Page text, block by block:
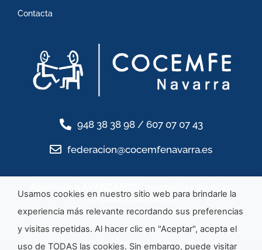
Contacta
948 38 38 98 / 607 07 07 43
federacion@cocemfenavarra.es
empleo e inclusión
Usamos cookies en nuestro sitio web para brindarle la
experiencia más relevante recordando sus preferencias
y visitas repetidas. Al hacer clic en "Aceptar", acepta el
uso de TODAS las cookies. Sin embargo, puede visitar